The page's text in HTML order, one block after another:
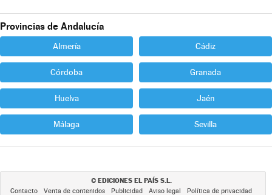
Provincias de Andalucía
Almería Cádiz
Córdoba Granada
Huelva Jaén
Málaga Sevilla
© EDICIONES EL PAÍS S.L.
Contacto Venta de contenidos Publicidad Aviso legal Política de privacidad